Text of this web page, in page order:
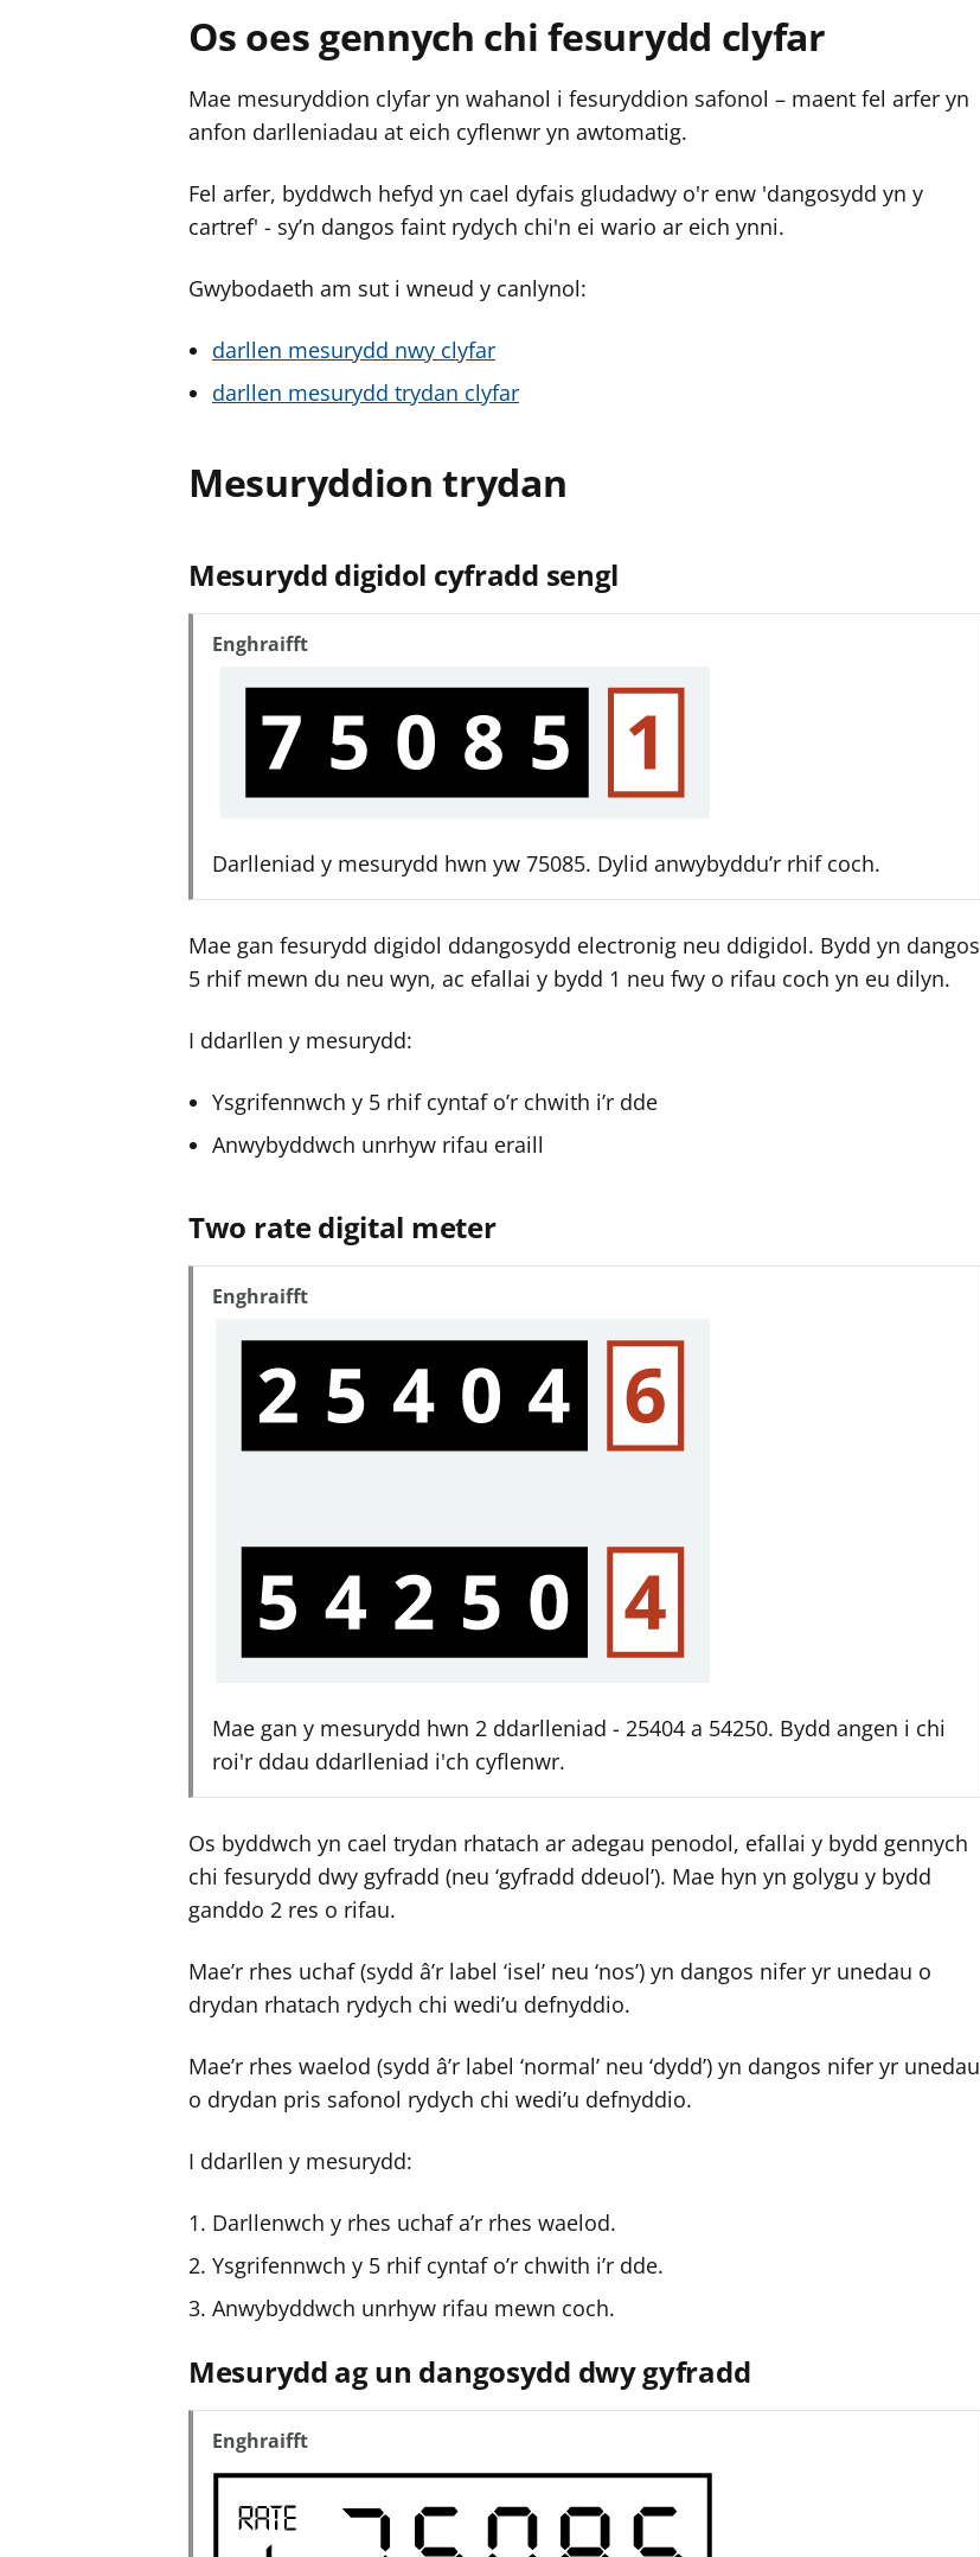
e
r
f
e
e
Os oes gennych chi fesurydd clyfar
Mae mesuryddion clyfar yn wahanol i fesuryddion safonol – maent fel arfer yn
anfon darlleniadau at eich cyflenwr yn awtomatig.
Fel arfer, byddwch hefyd yn cael dyfais gludadwy o'r enw 'dangosydd yn y
cartref' - sy’n dangos faint rydych chi'n ei wario ar eich ynni.
Gwybodaeth am sut i wneud y canlynol:
darllen mesurydd nwy clyfar
darllen mesurydd trydan clyfar
Mesuryddion trydan
Mesurydd digidol cyfradd sengl
Enghraifft
Darlleniad y mesurydd hwn yw 75085. Dylid anwybyddu’r rhif coch.
Mae gan fesurydd digidol ddangosydd electronig neu ddigidol. Bydd yn dangos
5 rhif mewn du neu wyn, ac efallai y bydd 1 neu fwy o rifau coch yn eu dilyn.
I ddarllen y mesurydd:
Ysgrifennwch y 5 rhif cyntaf o’r chwith i’r dde
Anwybyddwch unrhyw rifau eraill
Two rate digital meter
Enghraifft
Mae gan y mesurydd hwn 2 ddarlleniad - 25404 a 54250. Bydd angen i chi
roi'r ddau ddarlleniad i'ch cyflenwr.
Os byddwch yn cael trydan rhatach ar adegau penodol, efallai y bydd gennych
chi fesurydd dwy gyfradd (neu ‘gyfradd ddeuol’). Mae hyn yn golygu y bydd
ganddo 2 res o rifau.
Mae’r rhes uchaf (sydd â’r label ‘isel’ neu ‘nos’) yn dangos nifer yr unedau o
drydan rhatach rydych chi wedi’u defnyddio.
Mae’r rhes waelod (sydd â’r label ‘normal’ neu ‘dydd’) yn dangos nifer yr unedau
o drydan pris safonol rydych chi wedi’u defnyddio.
I ddarllen y mesurydd:
Darllenwch y rhes uchaf a’r rhes waelod.
Ysgrifennwch y 5 rhif cyntaf o’r chwith i’r dde.
Anwybyddwch unrhyw rifau mewn coch.
Mesurydd ag un dangosydd dwy gyfradd
Enghraifft